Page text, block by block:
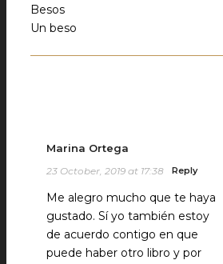
Besos
Un beso
Marina Ortega
23 October, 2019 at 17:38 Reply
Me alegro mucho que te haya
gustado. Sí yo también estoy
de acuerdo contigo en que
puede haber otro libro y por